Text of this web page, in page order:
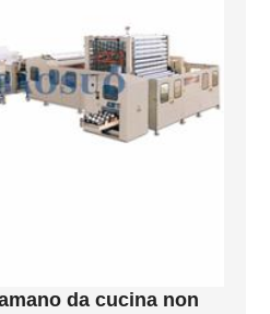
da cucina non